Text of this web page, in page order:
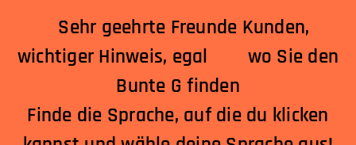
Sehr geehrte Freunde Kunden,
wichtiger Hinweis, egal wo Sie den
Bunte G finden
Finde die Sprache, auf die du klicken